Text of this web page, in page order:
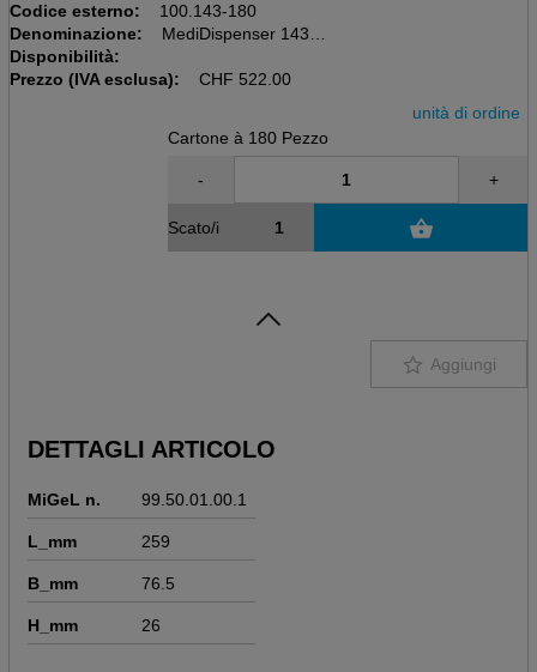
Codice esterno:
100.143-180
Denominazione:
MediDispenser 143
Con coperchio scorrevole, PP
Disponibilità:
Prezzo (IVA esclusa):
CHF 522.00
unità di ordine
Cartone à 180 Pezzo
- +
Scato/i
Aggiungi
DETTAGLI ARTICOLO
MiGeL n. 99.50.01.00.1
L_mm 259
B_mm 76.5
H_mm 26